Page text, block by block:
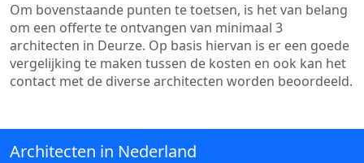
Om bovenstaande punten te toetsen, is het van belang
om een offerte te ontvangen van minimaal 3
architecten in Deurze. Op basis hiervan is er een goede
vergelijking te maken tussen de kosten en ook kan het
contact met de diverse architecten worden beoordeeld.
Architecten in Nederland